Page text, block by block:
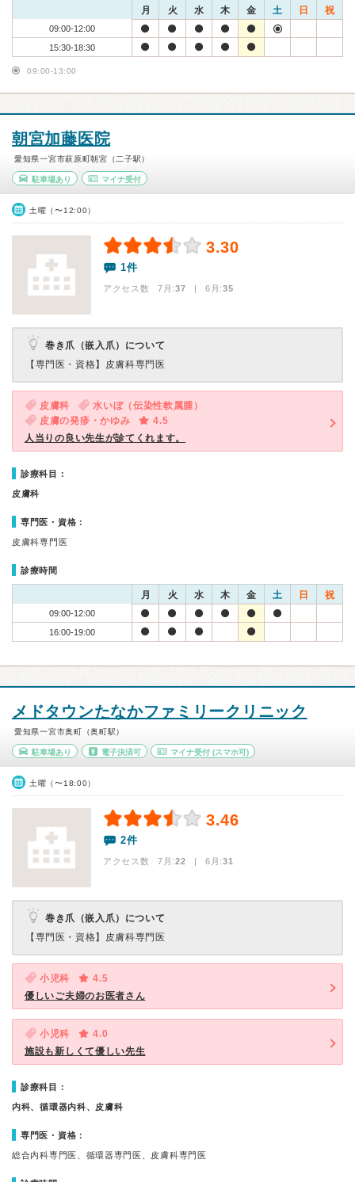
月 火 水 木 金 土 日 祝
09:00-12:00
15:30-18:30
09:00-13:00
朝宮加藤医院
愛知県一宮市萩原町朝宮（二子駅）
駐車場あり マイナ受付
土曜（〜12:00）
3.30
1件
アクセス数 7月:37 | 6月:35
巻き爪（嵌入爪）について
【専門医・資格】 皮膚科専門医
皮膚科
水いぼ（伝染性軟属腫）
皮膚の発疹・かゆみ
4.5
人当りの良い先生が診てくれます。
診療科目：
皮膚科
専門医・資格：
皮膚科専門医
診療時間
月 火 水 木 金 土 日 祝
09:00-12:00
16:00-19:00
メドタウンたなかファミリークリニック
愛知県一宮市奥町（奥町駅）
駐車場あり 電子決済可 マイナ受付 (スマホ可)
土曜（〜18:00）
3.46
2件
アクセス数 7月:22 | 6月:31
巻き爪（嵌入爪）について
【専門医・資格】 皮膚科専門医
小児科
4.5
優しいご夫婦のお医者さん
小児科
4.0
施設も新しくて優しい先生
診療科目：
内科、循環器内科、皮膚科
専門医・資格：
総合内科専門医、循環器専門医、皮膚科専門医